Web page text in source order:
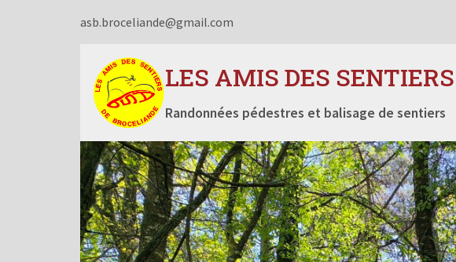
asb.broceliande@gmail.com
LES AMIS DES
Randonnées pédestres et balisage de sentiers